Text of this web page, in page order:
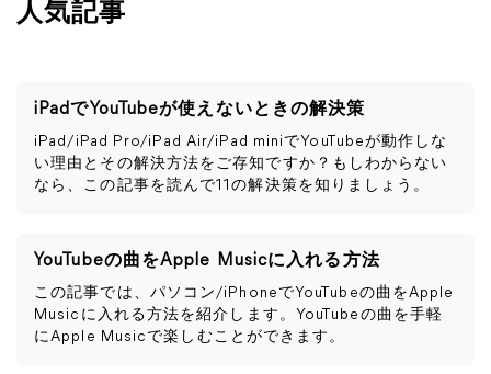
人気記事
iPadでYouTubeが使えないときの解決策
iPad/iPad Pro/iPad Air/iPad miniでYouTubeが動作しな
い理由とその解決方法をご存知ですか？もしわからない
なら、この記事を読んで11の解決策を知りましょう。
YouTubeの曲をApple Musicに入れる方法
この記事では、パソコン/iPhoneでYouTubeの曲をApple
Musicに入れる方法を紹介します。YouTubeの曲を手軽
にApple Musicで楽しむことができます。